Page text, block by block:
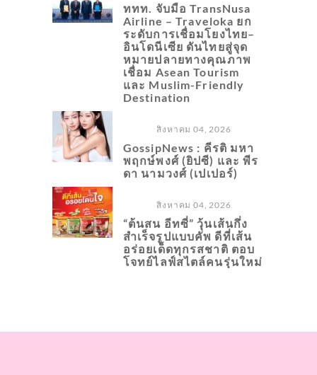
ททท. จับมือ TransNusa
Airline – Traveloka ยก
ระดับการเชื่อมโยงไทย–
อินโดนีเซีย ดันไทยสู่จุด
หมายปลายทางคุณภาพ
เชื่อม Asean Tourism
และ Muslim-Friendly
Destination
สิงหาคม 04, 2026
GossipNews : คีรติ มหา
พฤกษ์พงศ์ (ยิปซี) และ พีร
ดา นามวงศ์ (เปเปอร์)
สิงหาคม 04, 2026
“ต้นสน อีทซี่” วุ้นเส้นกึ่ง
สำเร็จรูปแบบคัพ ดีที่เส้น
อร่อยเด็ดทุกรสชาติ ตอบ
โจทย์ไลฟ์สไตล์คนรุ่นใหม่